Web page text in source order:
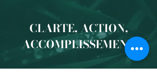
CLARTE, ACTION,
ACCOMPLISSEMENT